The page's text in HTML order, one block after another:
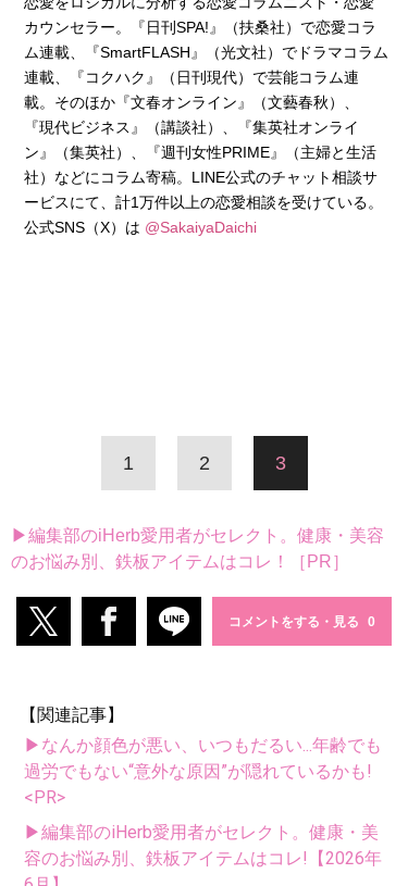
カウンセラー。『日刊SPA!』（扶桑社）で恋愛コラ
ム連載、『SmartFLASH』（光文社）でドラマコラム
連載、『コクハク』（日刊現代）で芸能コラム連
載。そのほか『文春オンライン』（文藝春秋）、
『現代ビジネス』（講談社）、『集英社オンライ
ン』（集英社）、『週刊女性PRIME』（主婦と生活
社）などにコラム寄稿。LINE公式のチャット相談サ
ービスにて、計1万件以上の恋愛相談を受けている。
公式SNS（X）は @SakaiyaDaichi
1 2 3
▶編集部のiHerb愛用者がセレクト。健康・美容
のお悩み別、鉄板アイテムはコレ！［PR］
コメントをする・見る
【関連記事】
▶なんか顔色が悪い、いつもだるい...年齢でも
過労でもない“意外な原因”が隠れているかも!
<PR>
▶編集部のiHerb愛用者がセレクト。健康・美
容のお悩み別、鉄板アイテムはコレ!【2026年